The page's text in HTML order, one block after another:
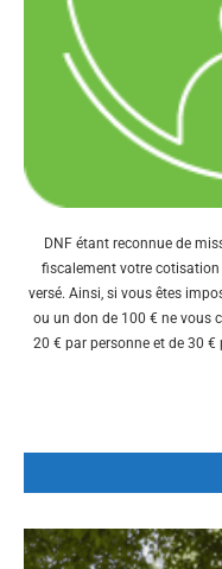
DNF étant reconnue de
fiscalement votre
versé. Ainsi, si vous êtes
ou un don de 100 € ne vous
20 € par personne et de 30